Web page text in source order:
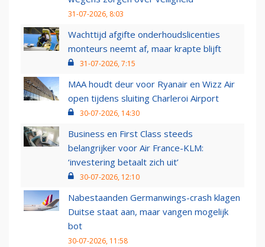
31-07-2026, 8:03
Wachttijd afgifte onderhoudslicenties
monteurs neemt af, maar krapte blijft
31-07-2026, 7:15
MAA houdt deur voor Ryanair en Wizz Air
open tijdens sluiting Charleroi Airport
30-07-2026, 14:30
Business en First Class steeds
belangrijker voor Air France-KLM:
‘investering betaalt zich uit’
30-07-2026, 12:10
Nabestaanden Germanwings-crash klagen
Duitse staat aan, maar vangen mogelijk
bot
30-07-2026, 11:58